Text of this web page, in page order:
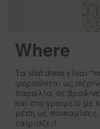
Where
Τα shirt dress είναι
φοριούνται ως
παραλία, σε
και στο γραφείο με
μέση ως
ταιριάζει!